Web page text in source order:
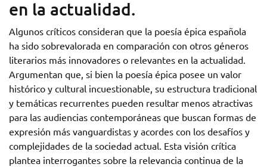
en la actualidad.
Algunos críticos consideran que la poesía épica española
ha sido sobrevalorada en comparación con otros géneros
literarios más innovadores o relevantes en la actualidad.
Argumentan que, si bien la poesía épica posee un valor
histórico y cultural incuestionable, su estructura tradicional
y temáticas recurrentes pueden resultar menos atractivas
para las audiencias contemporáneas que buscan formas de
expresión más vanguardistas y acordes con los desafíos y
complejidades de la sociedad actual. Esta visión crítica
plantea interrogantes sobre la relevancia continua de la